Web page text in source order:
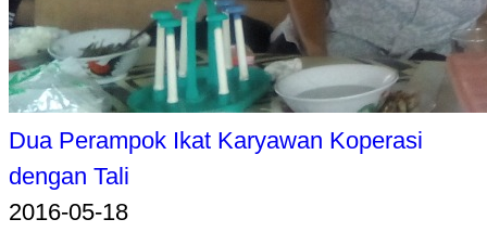
Dua Perampok Ikat Karyawan Koperasi
dengan Tali
2016-05-18